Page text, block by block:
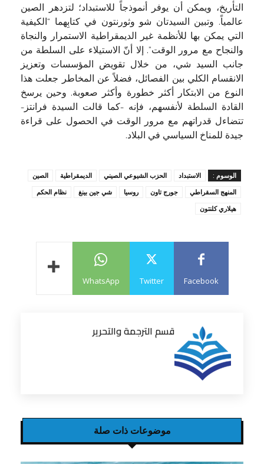
التأريخ، ويمكن أن يوفر أنموذجاً للاستبداد؛ لتزدهر الصين
عالمياً. وتبين السيدتان شو وثورنتون في كتابِهما “الكيفية
التي يمكن بها للأنظمة غير الديمقراطية الاستمرار والنجاة
والنجاح مع مرور الوقت”. إلا أنّ الاستيلاء على السلطة من
جانب السيد شي، من خلال تقويض المؤسسات وتعزيز
الانقسام الكلي بين الفصائل، فضلاً عن المخاطر جعلت هذا
النوع من الابتكار أكثر خطورة وأكثر صعوبة. وحين يرسخ
القادة السلطة لأنفسهم، فإنه -كما قالت السيدة فرانتز-
تتضاءل قدراتهم مع مرور الوقت في الحصول على قراءة
جيدة للمناخ السياسي في البلاد.
الوسوم : الاستبداد الحزب الشيوعي الصيني الديمقراطية
الصين
المنهج السقراطي
جورج تاون روسيا شي جين بينغ
نظام الحكم
هيلاري كلنتون
Facebook
Twitter
WhatsApp
قسم الترجمة والتحرير
موضوعات ذات صلة